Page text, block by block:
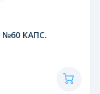
КАПС.